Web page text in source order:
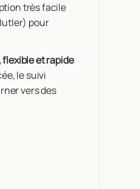
très facile
pour
et rapide
le suivi
vers des